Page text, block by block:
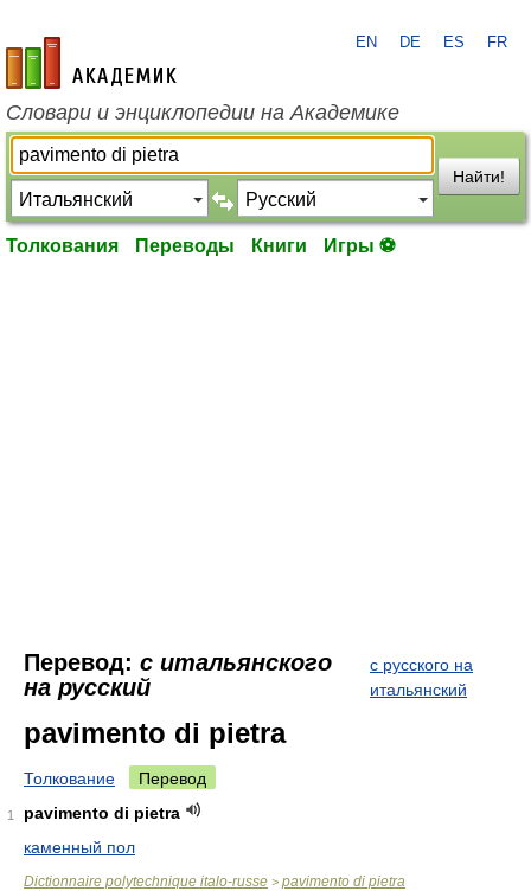
academic.ru
EN DE ES FR
Словари и энциклопедии на Академике
Найти!
Толкования Переводы Книги Игры ⚽
Перевод: с итальянского
на русский
с русского на
итальянский
pavimento di pietra
Толкование Перевод
1
pavimento di pietra
каменный пол
Dictionnaire polytechnique italo-russe > pavimento di pietra